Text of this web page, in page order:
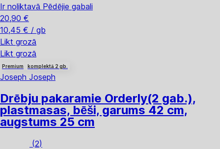
Ir noliktavā Pēdējie gabali
20,90 €
10,45 € / gb
Likt grozā
Likt grozā
Premium komplektā 2 gb.
Joseph Joseph
Drēbju pakaramie Orderly(2 gab.),
plastmasas, bēši, garums 42 cm,
augstums 25 cm
(2)